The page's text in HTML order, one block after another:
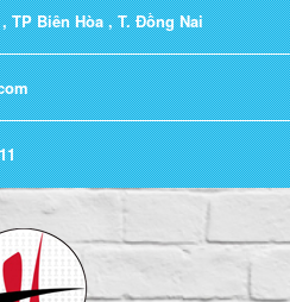
TP Biên Hòa , T. Đồng Nai